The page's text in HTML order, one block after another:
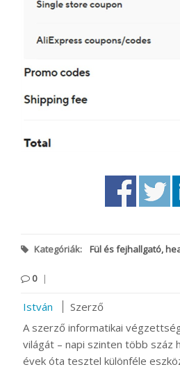
Kategóriák: Fül és fejhallgató,
0 |
István
Szerző
A szerző informatikai
világát – napi szinten több száz
évek óta tesztel különféle